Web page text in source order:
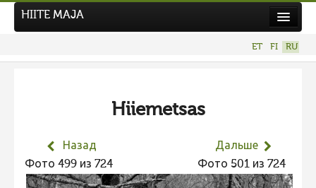
Hiite kuvavõistlus 2026
Фотоконкурс 2025
Не учитываются 2025
HIITE MAJA
ET FI RU
Hiiemetsas
Назад
Фото 499 из 724
Дальше
Фото 501 из 724